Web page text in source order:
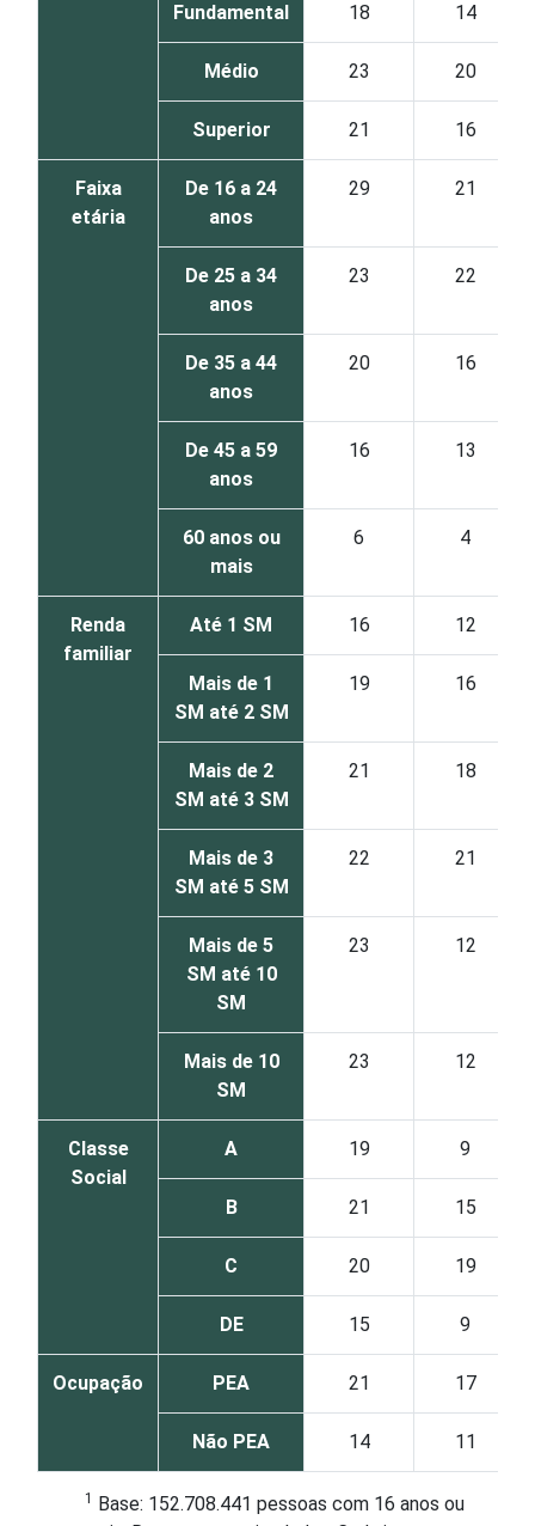
Fundamental 18 14
Médio 23 20
Superior 21 16
Faixa
etária
De 16 a 24
anos
29 21
De 25 a 34
anos
23 22
De 35 a 44
anos
20 16
De 45 a 59
anos
16 13
60 anos ou
mais
6 4
Renda
familiar
Até 1 SM 16 12
Mais de 1
SM até 2 SM
19 16
Mais de 2
SM até 3 SM
21 18
Mais de 3
SM até 5 SM
22 21
Mais de 5
SM até 10
SM
23 12
Mais de 10
SM
23 12
Classe
Social
A 19 9
B 21 15
C 20 19
DE 15 9
Ocupação PEA 21 17
Não PEA 14 11
1 Base: 152.708.441 pessoas com 16 anos ou